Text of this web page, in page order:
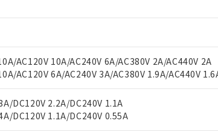
AC120V 10A/AC240V 6A/AC380V 2A/AC440V 2A
AC120V 6A/AC240V 3A/AC380V 1.9A/AC440V
DC120V 2.2A/DC240V 1.1A
DC120V 1.1A/DC240V 0.55A
扱商品の中には、本サービスの対象外となる商品も
価格照会結果は、記載している更新日時点での社内
た時点での実際の在庫および標準価格とは異なる場
び標準価格はお客様のお取引先、またはお客様担当
ください。
1000ppm以下、 カドミウム(Cd) 100ppm以下、
) (DEHP)(別名：DOP) 1000ppm以下、フタル酸ブチルベンジル（
タル酸ジイソブチル (DIBP) 1000ppm以下
よび制御機器に対する適用除外項目は除く。
ついては閾値を超える意図的な使用がないことを確認しています。
率が中国RoHSの基準値以下であることを示します
率が中国RoHSの基準値を超えていることを示しま
社販売部門へお問い合わせください。
T26572)：
1000ppm、 Cd(カドミウム) : 100ppm、
PBBs(ポリ臭化ビフェニル類) : 1000ppm、 PBDEs(ポリ臭化ジフェ
キシル)) : 1000ppm
外への提供する場合は、日本国政府の輸出許可(また
をとります。
棄する場合は、完全に破砕するなど、違法に輸出さ
核兵器、ミサイル、化学兵器、生物兵器またはその
しません。
庫あり